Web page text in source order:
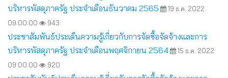
บริหารพัสดุภาครัฐ ประจำเดือนธันวาคม 2565
19 ธ.ค. 2022
09:00:00
943
ประชาสัมพันธ์ประเด็นความรู้เกี่ยวกับการจัดซื้อจัดจ้างและการ
บริหารพัสดุภาครัฐ ประจำเดือนพฤศจิกายน 2564
15 ธ.ค. 2022
09:00:00
920